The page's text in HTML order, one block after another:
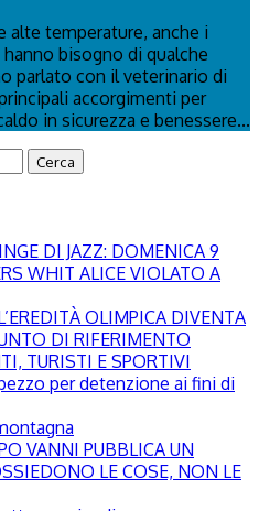
alte temperature, anche i
bisogno di qualche
parlato con il veterinario di
accorgimenti per
in sicurezza e benessere...
DI JAZZ: DOMENICA 9
WHIT ALICE VIOLATO A
OLIMPICA DIVENTA
DI RIFERIMENTO
TURISTI E SPORTIVI
per detenzione ai fini di
VANNI PUBBLICA UN
LE COSE, NON LE